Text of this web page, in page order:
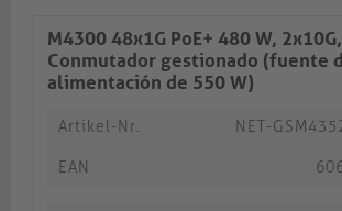
M4300 48x1G PoE+ 480 W,
Conmutador gestionado (fuente
alimentación de 550 W)
Artikel-Nr. NET-
EAN